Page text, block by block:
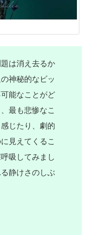
は消え去るか
神秘的なビッ
能なことがど
最も悲惨なこ
じたり、劇的
見えてくるこ
吸してみまし
静けさのしぶ